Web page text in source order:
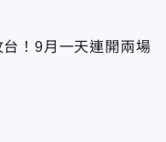
！9月一天連開兩場